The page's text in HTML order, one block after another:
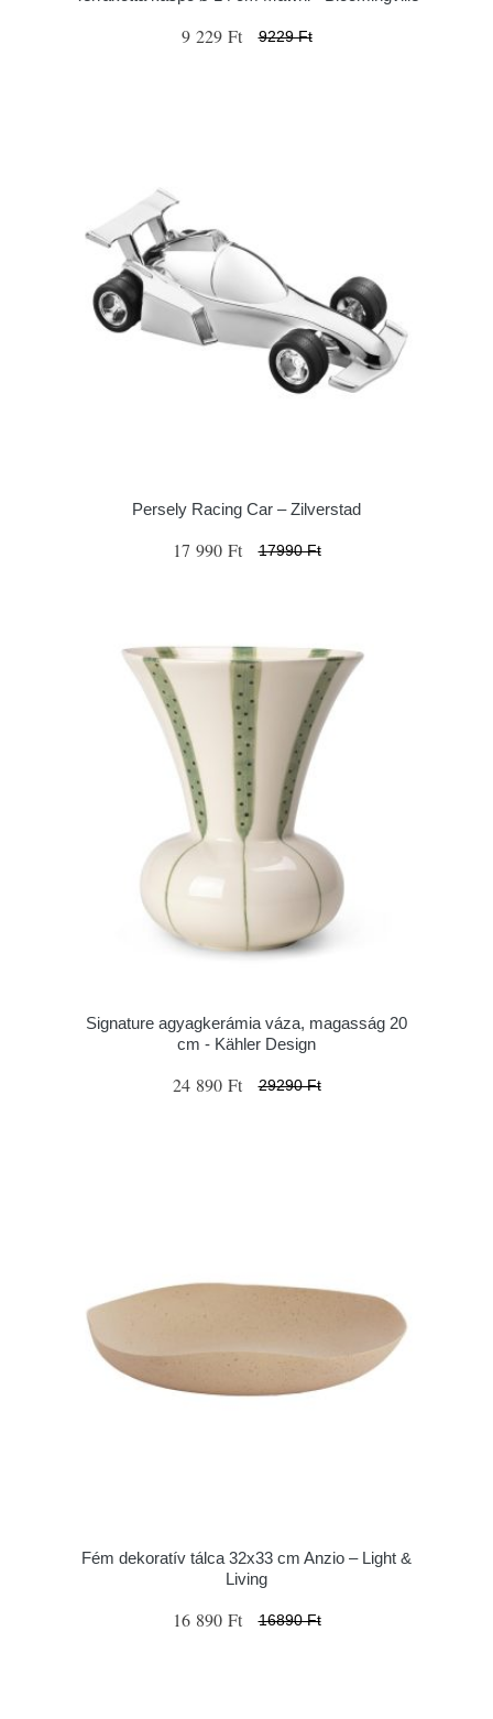
9 229 Ft 9229 Ft
Persely Racing Car – Zilverstad
17 990 Ft 17990 Ft
Signature agyagkerámia váza, magasság 20
cm - Kähler Design
24 890 Ft 29290 Ft
Fém dekoratív tálca 32x33 cm Anzio – Light &
Living
16 890 Ft 16890 Ft